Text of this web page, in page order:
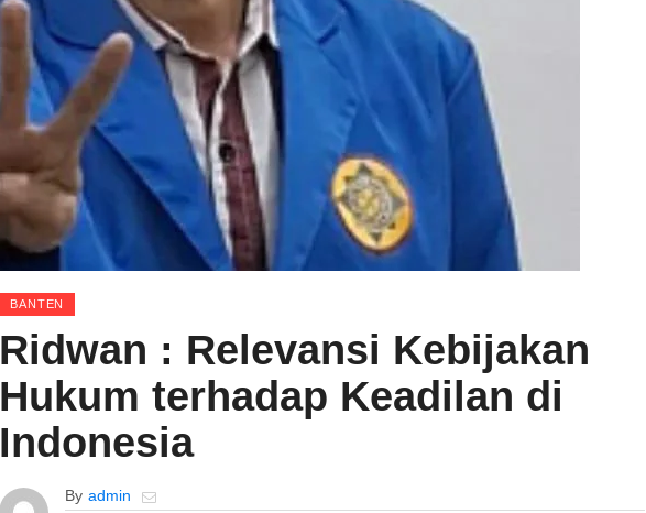
BANTEN
Ridwan : Relevansi Kebijakan
Hukum terhadap Keadilan di
Indonesia
By admin